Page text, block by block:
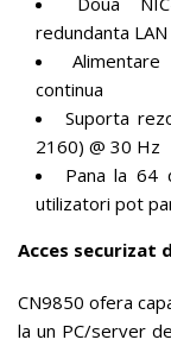
redundanta
continua
Suporta
2160) @ 30 Hz
Pana la 64
utilizatori pot
Acces securizat
CN9850 ofera
la un PC/server